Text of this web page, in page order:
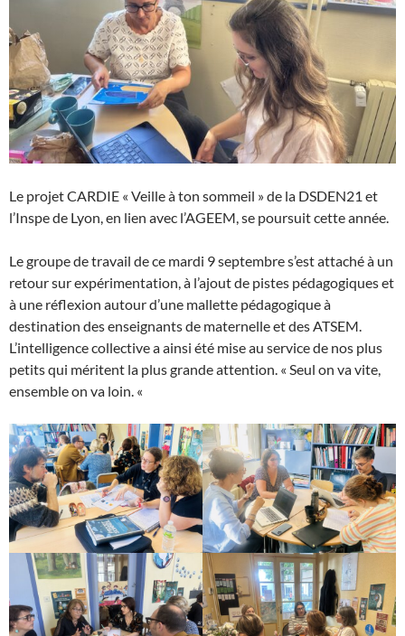
Le projet CARDIE « Veille à ton sommeil » de la DSDEN21 et
l’Inspe de Lyon, en lien avec l’AGEEM, se poursuit cette année.
Le groupe de travail de ce mardi 9 septembre s’est attaché à un
retour sur expérimentation, à l’ajout de pistes pédagogiques et
à une réflexion autour d’une mallette pédagogique à
destination des enseignants de maternelle et des ATSEM.
L’intelligence collective a ainsi été mise au service de nos plus
petits qui méritent la plus grande attention. « Seul on va vite,
ensemble on va loin. «